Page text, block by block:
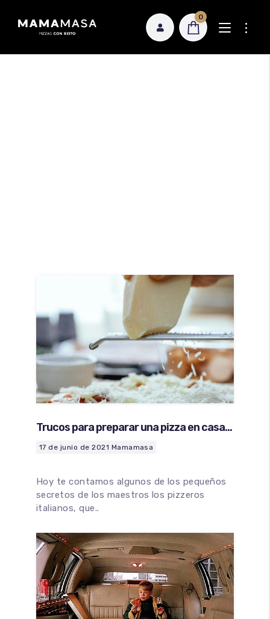
Minipizzas
Empanadas
Bases de pizza
Certificado Seguridad Alimentaria
Envíos y devoluciones
0
Trucos para preparar una pizza en casa
17 de junio de 2021 Mamamasa
Hoy te contamos algunos de los pequeños
secretos de los maestros los pizzeros
italianos, que..